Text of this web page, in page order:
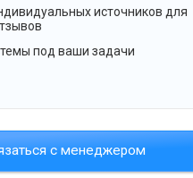
источников для
под ваши задачи
с менеджером